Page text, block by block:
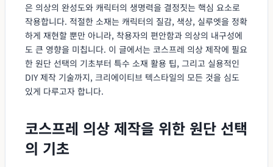
은 의상의 완성도와 캐릭터의 생명력을 결정짓는 핵심 요소로
작용합니다. 적절한 소재는 캐릭터의 질감, 색상, 실루엣을 정확
하게 재현할 뿐만 아니라, 착용자의 편안함과 의상의 내구성에
도 큰 영향을 미칩니다. 이 글에서는 코스프레 의상 제작에 필요
한 원단 선택의 기초부터 특수 소재 활용 팁, 그리고 실용적인
DIY 제작 기술까지, 크리에이티브 텍스타일의 모든 것을 심도
있게 다루고자 합니다.
코스프레 의상 제작을 위한 원단 선택
의 기초